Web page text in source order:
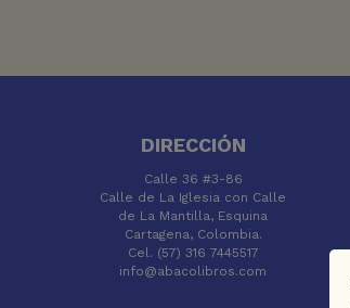
DIRECCIÓN
Calle 36 #3-86
Calle de La Iglesia con Calle
de La Mantilla, Esquina
Cartagena, Colombia.
Cel. (57) 316 7445517
info@abacolibros.com